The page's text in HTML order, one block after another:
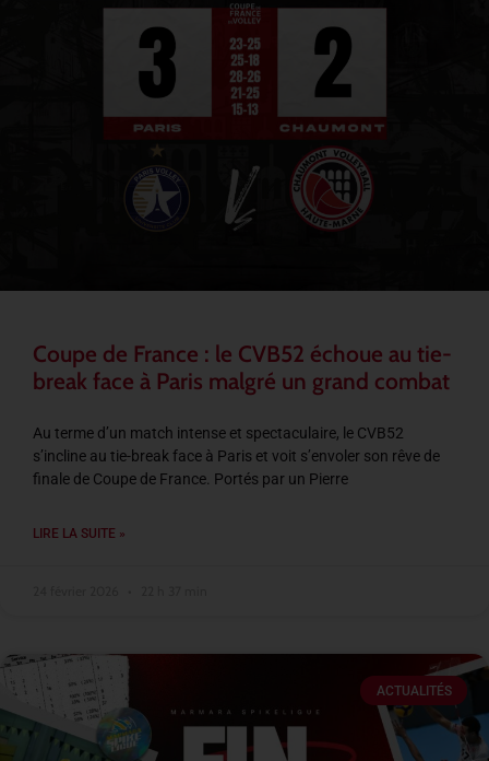
Coupe de France : le CVB52 échoue au tie-
break face à Paris malgré un grand combat
Au terme d’un match intense et spectaculaire, le CVB52
s’incline au tie-break face à Paris et voit s’envoler son rêve de
finale de Coupe de France. Portés par un Pierre
LIRE LA SUITE »
ACTUALITÉS